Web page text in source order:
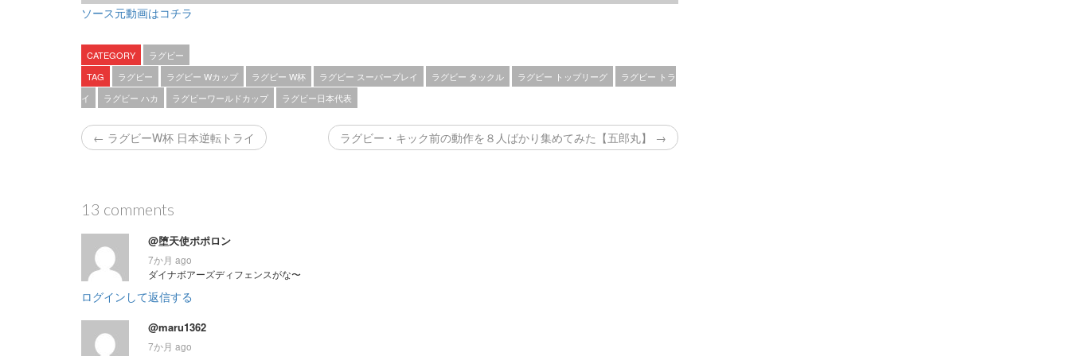
ソース元動画はコチラ
CATEGORY
ラグビー
TAG
ラグビー ラグビー Wカップ ラグビー W杯 ラグビー スーパープレイ ラグビー タックル ラグビー トップリーグ
ラグビー トラ
イ
ラグビー ハカ ラグビーワールドカップ ラグビー日本代表
← ラグビーW杯 日本逆転トライ ラグビー・キック前の動作を８人ばかり集めてみた【五郎丸】 →
13 comments
@堕天使ポポロン
7か月 ago
ダイナボアーズディフェンスがな〜
ログインして返信する
@maru1362
7か月 ago